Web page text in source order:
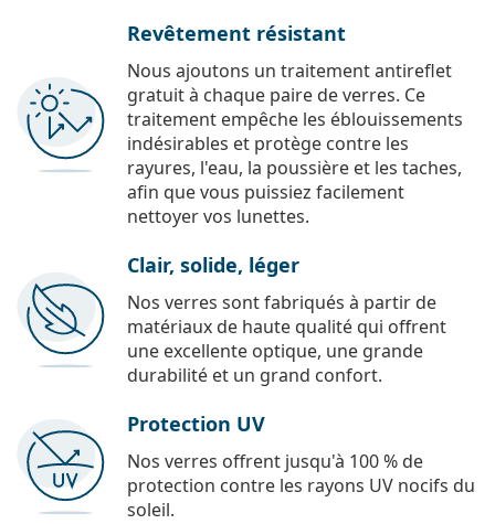
Revêtement résistant
Nous ajoutons un traitement antireflet
gratuit à chaque paire de verres. Ce
traitement empêche les éblouissements
indésirables et protège contre les
rayures, l'eau, la poussière et les taches,
afin que vous puissiez facilement
nettoyer vos lunettes.
Clair, solide, léger
Nos verres sont fabriqués à partir de
matériaux de haute qualité qui offrent
une excellente optique, une grande
durabilité et un grand confort.
Protection UV
Nos verres offrent jusqu'à 100 % de
protection contre les rayons UV nocifs du
soleil.